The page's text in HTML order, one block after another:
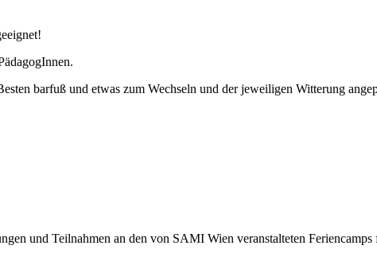
barfuß und etwas zum Wechseln und der jeweiligen Witterung
und Teilnahmen an den von SAMI Wien veranstalteten